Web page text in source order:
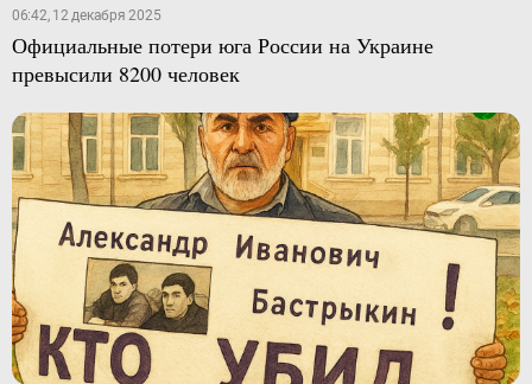
06:42, 12 декабря 2025
Официальные потери юга России на Украине
превысили 8200 человек